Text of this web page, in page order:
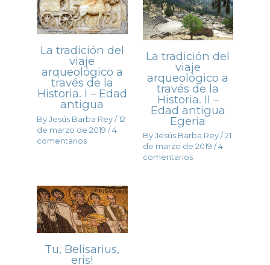
La tradición del
viaje
arqueológico a
través de la
Historia. I – Edad
antigua
ByJesús Barba Rey/12
de marzo de 2019/4
comentarios
La tradición del
viaje
arqueológico a
través de la
Historia. II –
Edad antigua
Egeria
By Jesús Barba Rey / 21
de marzo de 2019 / 4
comentarios
Tu, Belisarius,
eris!